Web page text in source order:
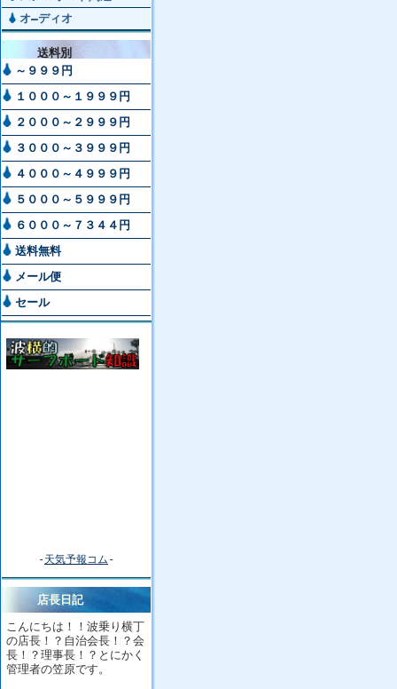
オ―ディオ
送料別
～９９９円
１０００～１９９９円
２０００～２９９９円
３０００～３９９９円
４０００～４９９９円
５０００～５９９９円
６０００～７３４４円
送料無料
メール便
セール
-天気予報コム -
店長日記
こんにちは！！波乗り横丁
の店長！？自治会長！？会
長！？理事長！？とにかく
管理者の笠原です。